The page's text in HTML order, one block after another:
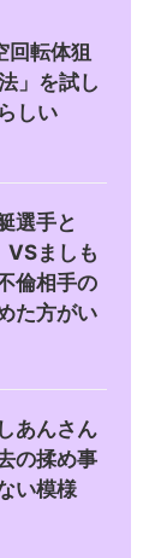
回転体狙
」を試し
しい
選手と
VSましも
倫相手の
た方がい
あんさん
の揉め事
い模様